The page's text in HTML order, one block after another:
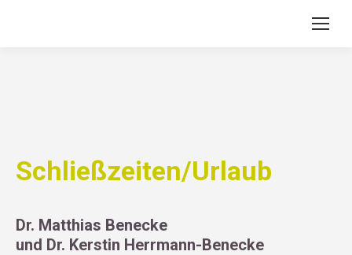
Schließzeiten/Urlaub
Dr. Matthias Benecke
und Dr. Kerstin Herrmann-Benecke